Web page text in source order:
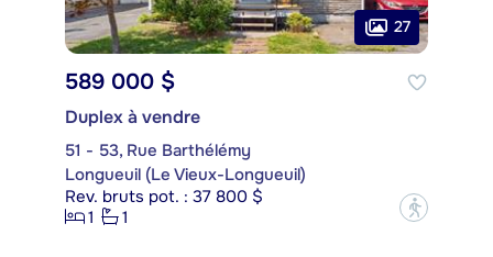
27
589 000 $
Duplex à vendre
51 - 53, Rue Barthélémy
Longueuil (Le Vieux-Longueuil)
Rev. bruts pot. : 37 800 $
1
1 ?